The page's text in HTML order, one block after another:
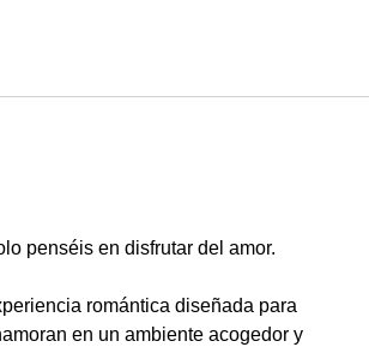
penséis en disfrutar del amor.
romántica diseñada para
en un ambiente acogedor y